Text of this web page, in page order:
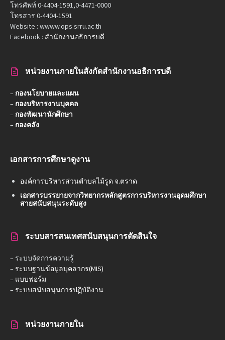
โทรศัพท์ 0-4404-1591,0-4471-0000
โทรสาร 0-4404-1591
Website : wwww.ops.srru.ac.th
Facebook : สำนักงานอธิการบดี
หน่วยงานภายในสังกัดสำนักงานอธิการบดี
– กองนโยบายและแผน
– กองบริหารงานบุคคล
– กองพัฒนานักศึกษา
– กองคลัง
เอกสารการศึกษาดูงาน
องค์การบริหารส่วนตำบลไม้รูด จ.ตราด
เอกสารบรรยายจากวิทยากรหลักสูตรการบริหารงานอุดมศึกษา
สายสนับสนุนระดับสูง
ระบบสารสนเทศสนับสนุนการตัดสินใจ
– ระบบจัดการความรู้
– ระบบฐานข้อมูลบุคลากร(MIS)
– แบบฟอร์ม
– ระบบสนับสนุนการปฏิบัติงาน
หน่วยงานภายใน